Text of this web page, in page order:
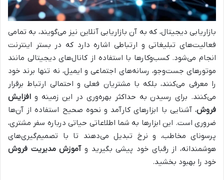
بازاریابی دیجیتال، که به آن بازاریابی آنلاین نیز می‌گویند، به تمامی
فعالیت‌های تبلیغاتی و ارتباطی اشاره دارد که در بستر اینترنت
انجام می‌شود. کسب‌وکارها با استفاده از کانال‌های دیجیتالی مانند
موتورهای جست‌وجو، رسانه‌های اجتماعی و ایمیل، نه تنها برند خود
را معرفی می‌کنند، بلکه با مشتریان فعلی و احتمالی ارتباط برقرار
می‌کنند. برای رسیدن به حداکثر بهره‌وری در این زمینه و افزایش
فروش، آشنایی با ابزارهای کارآمد و نحوه صحیح استفاده از آن‌ها
ضروری است. این ابزارها به شما اطلاعاتی حیاتی درباره سفر مشتری،
پرسونای مخاطب، و نرخ تبدیل می‌دهند تا با تصمیم‌گیری‌های
هوشمندانه، از رقبای خود پیشی بگیرید وآموزش مدیریت فروش
خود را بهبود بخشید.